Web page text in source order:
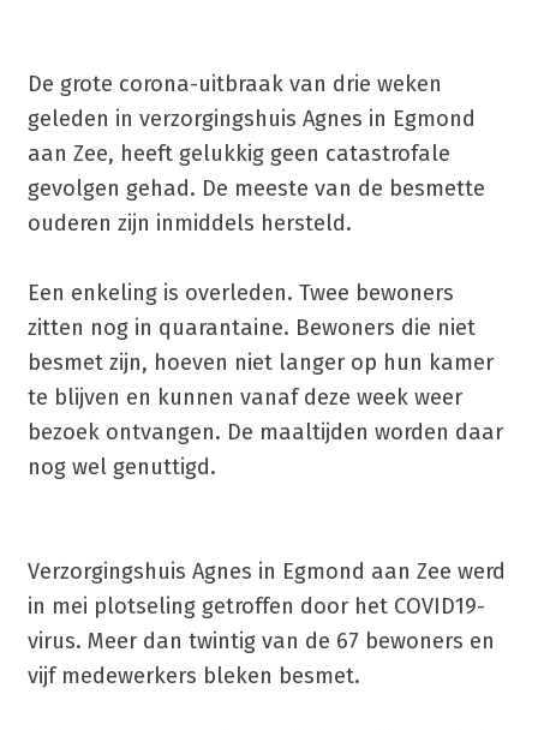
De grote corona-uitbraak van drie weken
geleden in verzorgingshuis Agnes in Egmond
aan Zee, heeft gelukkig geen catastrofale
gevolgen gehad. De meeste van de besmette
ouderen zijn inmiddels hersteld.
Een enkeling is overleden. Twee bewoners
zitten nog in quarantaine. Bewoners die niet
besmet zijn, hoeven niet langer op hun kamer
te blijven en kunnen vanaf deze week weer
bezoek ontvangen. De maaltijden worden daar
nog wel genuttigd.
Verzorgingshuis Agnes in Egmond aan Zee werd
in mei plotseling getroffen door het COVID19-
virus. Meer dan twintig van de 67 bewoners en
vijf medewerkers bleken besmet.